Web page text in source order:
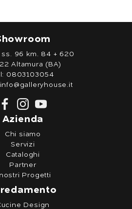
ss. 96 km. 84 + 620
Altamura (BA)
0803103054
info@galleryhouse.it
Azienda
Chi siamo
Servizi
Cataloghi
Partner
nostri Progetti
Design